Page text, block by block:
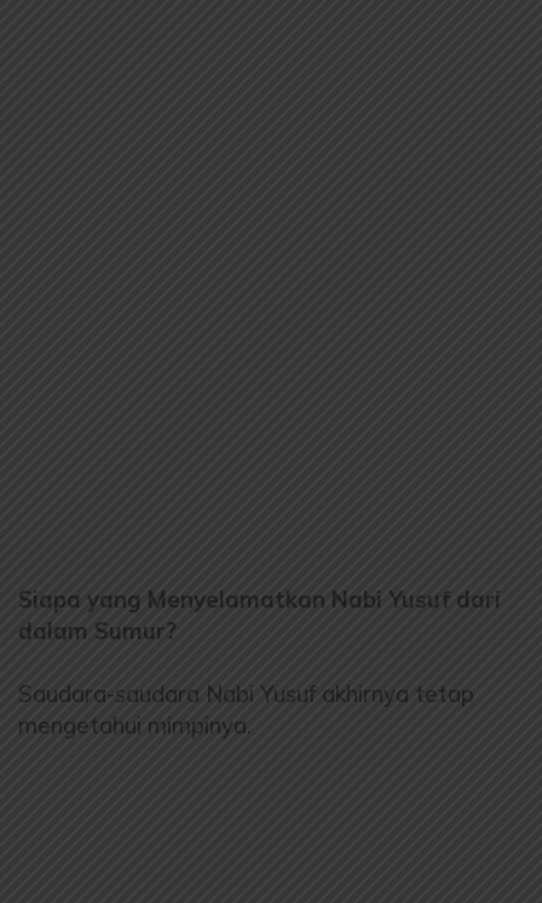
Siapa yang Menyelamatkan Nabi Yusuf dari
dalam Sumur?
Saudara-saudara Nabi Yusuf akhirnya tetap
mengetahui mimpinya.